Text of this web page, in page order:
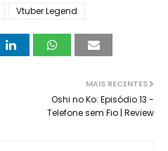
Vtuber Legend
MAIS RECENTES
Oshi no Ko: Episódio 13 -
Telefone sem Fio | Review